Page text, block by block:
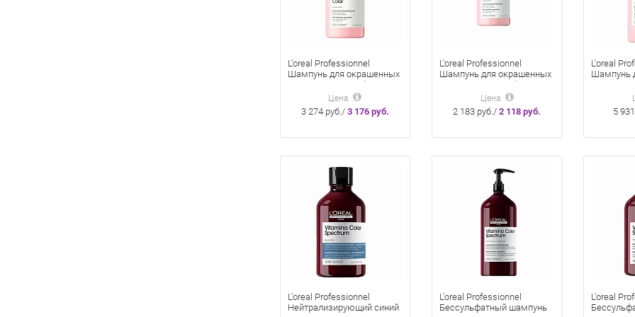
L'oreal Professionnel
Шампунь для окрашенных
волос Vitamino Color, 500
Цена
3 274 руб./ 3 176 руб.
L'oreal Professionnel
Шампунь для окрашенных
волос Vitamino Color 300
Цена
2 183 руб./2 118 руб.
L'oreal
Шампунь
волос
5
L'oreal Professionnel
Нейтрализирующий синий
L'oreal Professionnel
Бессульфатный шампунь
L'oreal